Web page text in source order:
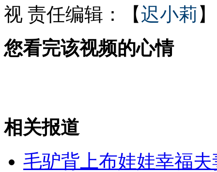
朝鲜10万人团体操震撼世界
委内瑞拉军用直升机坠毁7人遇难
山西运城恶犬咬伤多人 警民合力深夜将其击毙
视 责任编辑：【迟小莉 】
您看完该视频的心情
相关报道
毛驴背上布娃娃幸福